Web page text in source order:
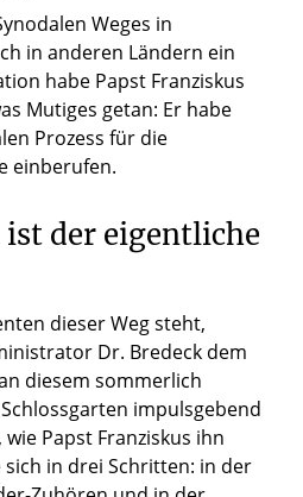
Weges in
in anderen Ländern ein
habe Papst Franziskus
Mutiges getan: Er habe
Prozess für die
einberufen.
der eigentliche
dieser Weg steht,
Dr. Bredeck dem
diesem sommerlich
impulsgebend
Papst Franziskus ihn
in drei Schritten: in der